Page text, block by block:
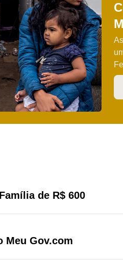
de R$ 600
Meu Gov.com